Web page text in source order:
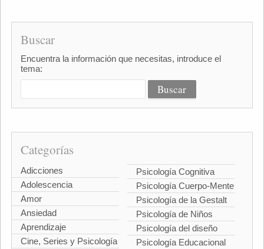
Buscar
Encuentra la información que necesitas, introduce el
tema:
Categorías
Adicciones
Adolescencia
Amor
Ansiedad
Aprendizaje
Cine, Series y Psicología
Psicología Cognitiva
Psicología Cuerpo-Mente
Psicología de la Gestalt
Psicología de Niños
Psicología del diseño
Psicología Educacional